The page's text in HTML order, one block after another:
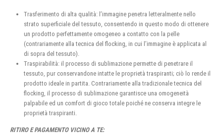
Trasferimento di alta qualità: l’immagine penetra letteralmente nello
strato superficiale del tessuto, consentendo in questo modo di ottenere
un prodotto perfettamente omogeneo a contatto con la pelle
(contrariamente alla tecnica del flocking, in cui l’immagine è applicata al
di sopra del tessuto).
Traspirabilità: il processo di sublimazione permette di penetrare il
tessuto, pur conservandone intatte le proprietà traspiranti; ciò lo rende il
prodotto ideale in partita. Contrariamente alla tradizionale tecnica del
flocking, il processo di sublimazione garantisce una omogeneità
palpabile ed un comfort di gioco totale poiché ne conserva integre le
proprietà traspiranti.
RITIRO E PAGAMENTO VICINO A TE: